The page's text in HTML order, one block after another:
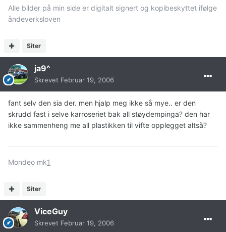
Siter
Alle bilder på min side er digitalt signert og kopibeskyttet ifølge
åndeverksloven
ja9^
Skrevet Februar 19, 2006
fant selv den sia der. men hjalp meg ikke så mye.. er den
skrudd fast i selve karroseriet bak all støydempinga? den har
ikke sammenheng me all plastikken til vifte opplegget altså?
Siter
Mondeo mk1
ViceGuy
Skrevet Februar 19, 2006